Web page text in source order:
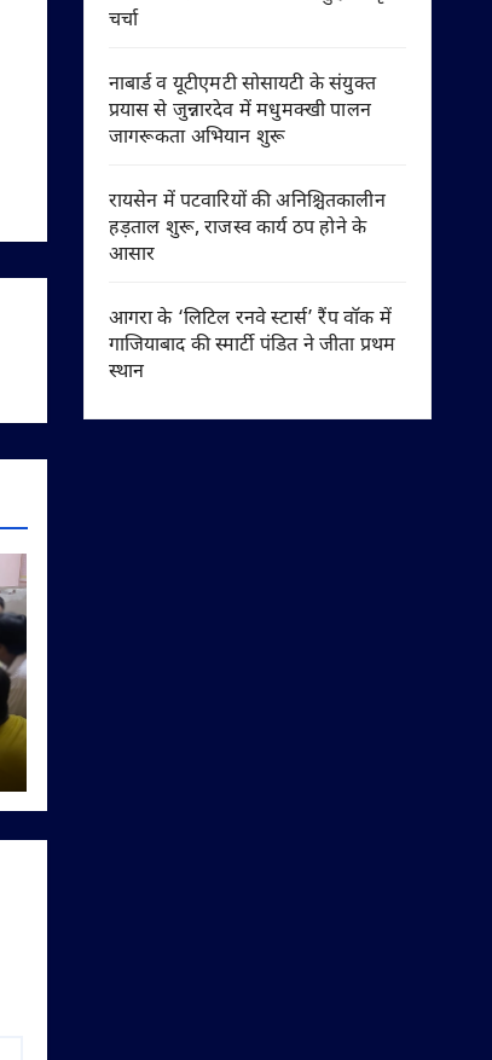
चर्चा
नाबार्ड व यूटीएमटी सोसायटी के संयुक्त
प्रयास से जुन्नारदेव में मधुमक्खी पालन
जागरूकता अभियान शुरू
रायसेन में पटवारियों की अनिश्चितकालीन
हड़ताल शुरू, राजस्व कार्य ठप होने के
आसार
आगरा के ‘लिटिल रनवे स्टार्स’ रैंप वॉक में
गाजियाबाद की स्मार्टी पंडित ने जीता प्रथम
स्थान